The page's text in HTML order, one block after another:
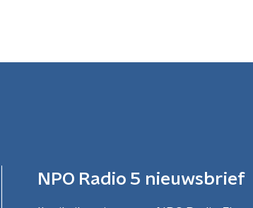
NPO Radio 5 nieuwsbrief